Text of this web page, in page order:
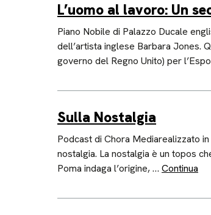
L’uomo al lavoro: Un
Piano Nobile di Palazzo Ducale
dell’artista inglese Barbara Jones.
governo del Regno Unito) per
Sulla Nostalgia
Podcast di Chora Mediarealizzato
nostalgia. La nostalgia è un topos
Poma indaga l’origine, … Continua